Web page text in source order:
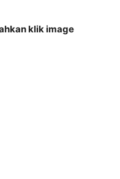
klik image